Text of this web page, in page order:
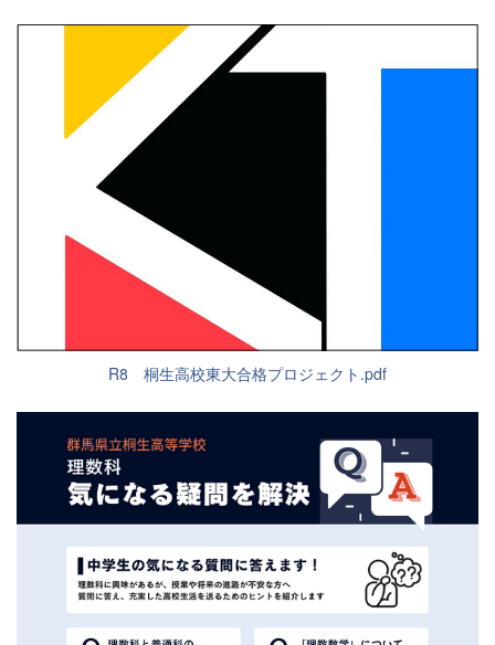
R8 桐生高校東大合格プロジェクト.pdf